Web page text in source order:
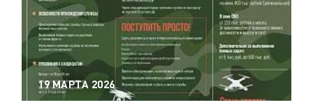
19 МАРТА 2026